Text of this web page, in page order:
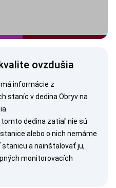
ovzdušia
informácie z
staníc v dedina Obryv na
dedina zatiaľ nie sú
alebo o nich nemáme
stanicu a nainštalovať ju,
monitorovacích